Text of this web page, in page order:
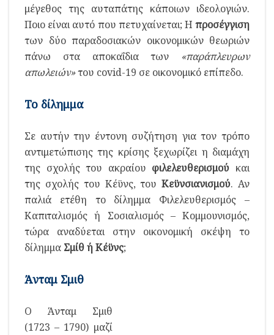
μέγεθος της αυταπάτης κάποιων ιδεολογιών.
Ποιο είναι αυτό που πετυχαίνεται; Η προσέγγιση
των δύο παραδοσιακών οικονομικών θεωριών
πάνω στα αποκαΐδια των «παράπλευρων
απωλειών»του covid-19 σε οικονομικό επίπεδο.
Το δίλημμα
Σε αυτήν την έντονη συζήτηση για τον τρόπο
αντιμετώπισης της κρίσης ξεχωρίζει η διαμάχη
της σχολής του ακραίου φιλελευθερισμού και
της σχολής του Κέϋνς, τουΚεϋνσιανισμού. Αν
παλιά ετέθη το δίλημμα Φιλελευθερισμός –
Καπιταλισμός ή Σοσιαλισμός – Κομμουνισμός,
τώρα αναδύεται στην οικονομική σκέψη το
δίλημμα Σμίθ ή Κέϋνς;
Άνταμ Σμιθ
Ο Άνταμ Σμιθ
(1723 – 1790) μαζί